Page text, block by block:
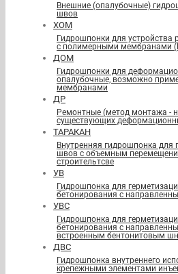
Внешние (опалубочные)
швов
ХОМ
Гидрошпонки для
с полимерными мембранами
ДОМ
Гидрошпонки для
опалубочные, возможно
мембранами
ДР
Ремонтные (метод монтажа -
существующих
ТАРАКАН
Внутренняя гидрошпонка
швов с объемным
строительтсве
УВ
Гидрошпонка для
бетонирования с
УВС
Гидрошпонка для
бетонирования с
встроенным бентонитовым
ДВС
Гидрошпонка внутреннего
крепежными элементами